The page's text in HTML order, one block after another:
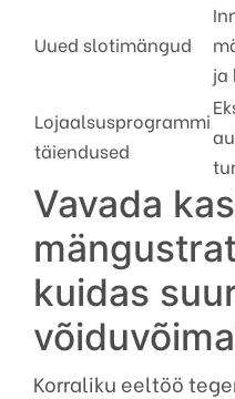
Uued slotimängud
ja
Lojaalsusprogrammi
täiendused
Vavada
kuidas
Korraliku eeltöö